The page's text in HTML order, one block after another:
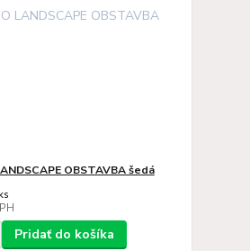
OBSTAVBA šedá
Pridať do košíka